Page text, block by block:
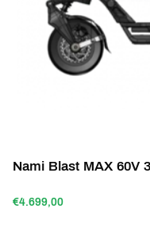
Nami Blast MAX 60V
€4.699,00